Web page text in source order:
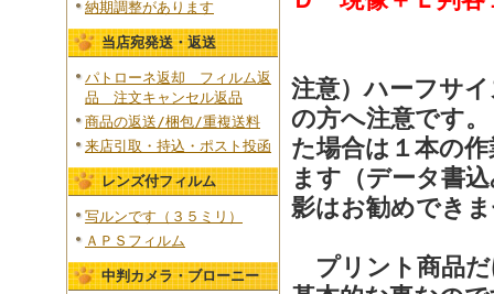
納期調整があります
当店宛発送・返送
パトローネ返却 フィルム返
品 注文キャンセル返品
商品の返送/梱包/重複送料
来店引取・持込・ポスト投函
レンズ付フィルム
写ルンです（３５ミリ）
ＡＰＳフィルム
中判カメラ・ブローニー
注意）ハーフサ
の方へ注意です
た場合は１本の
ます（データ書
影はお勧めでき
プリント商品だ